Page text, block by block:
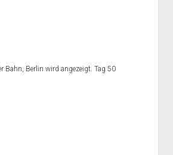
Bahn, Berlin wird angezeigt. Tag 50